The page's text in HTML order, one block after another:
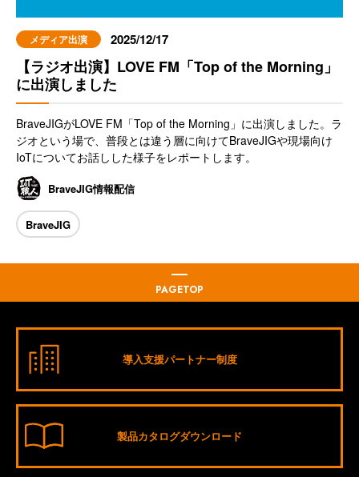
【ラジオ出演】LOVE FM「Top of the Morning」
に出演しました
BraveJIGがLOVE FM「Top of the Morning」に出演しました。ラ
ジオという場で、普段とは違う層に向けてBraveJIGや現場向け
IoTについてお話しした様子をレポートします。
メディア出演 2025/12/17
BraveJIG情報配信
BraveJIG
PAGETOP
導入支援パートナー制度
製品カタログダウンロード